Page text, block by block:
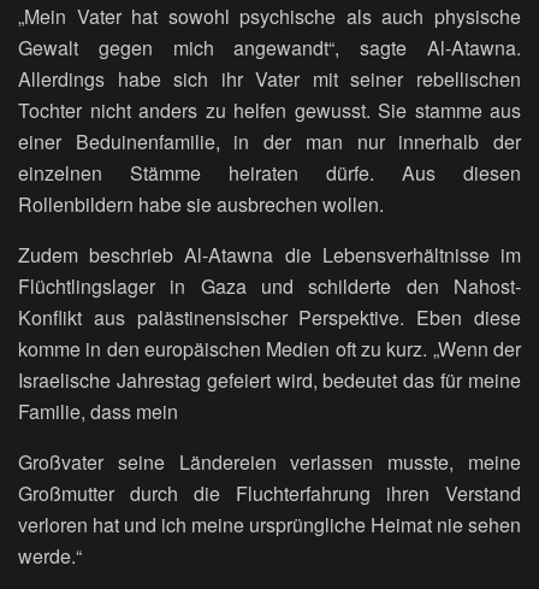
„Mein Vater hat sowohl psychische als auch physische
Gewalt gegen mich angewandt“, sagte Al-Atawna.
Allerdings habe sich ihr Vater mit seiner rebellischen
Tochter nicht anders zu helfen gewusst. Sie stamme aus
einer Beduinenfamilie, in der man nur innerhalb der
einzelnen Stämme heiraten dürfe. Aus diesen
Rollenbildern habe sie ausbrechen wollen.
Zudem beschrieb Al-Atawna die Lebensverhältnisse im
Flüchtlingslager in Gaza und schilderte den Nahost-
Konflikt aus palästinensischer Perspektive. Eben diese
komme in den europäischen Medien oft zu kurz. „Wenn der
Israelische Jahrestag gefeiert wird, bedeutet das für meine
Familie, dass mein
Großvater seine Ländereien verlassen musste, meine
Großmutter durch die Fluchterfahrung ihren Verstand
verloren hat und ich meine ursprüngliche Heimat nie sehen
werde.“